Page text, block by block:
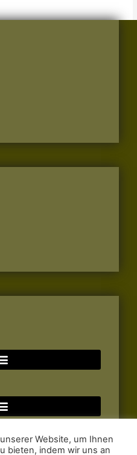
Website, um Ihnen
bieten, indem wir uns an